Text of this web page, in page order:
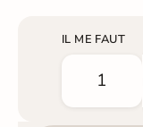
IL ME FAUT